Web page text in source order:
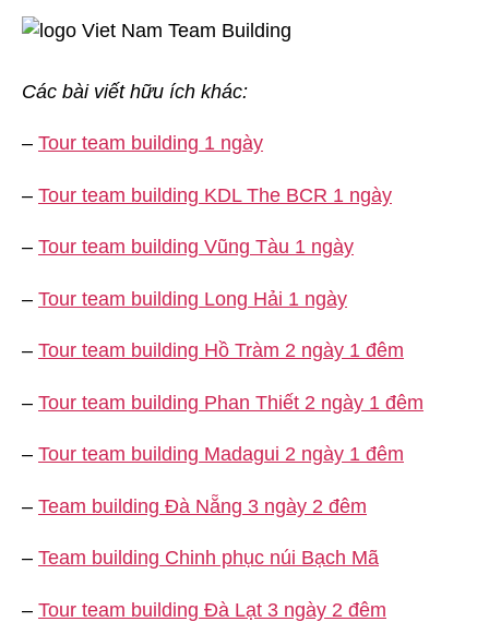
Các bài viết hữu ích khác:
– Tour team building 1 ngày
– Tour team building KDL The BCR 1 ngày
– Tour team building Vũng Tàu 1 ngày
– Tour team building Long Hải 1 ngày
– Tour team building Hồ Tràm 2 ngày 1 đêm
– Tour team building Phan Thiết 2 ngày 1 đêm
– Tour team building Madagui 2 ngày 1 đêm
– Team building Đà Nẵng 3 ngày 2 đêm
– Team building Chinh phục núi Bạch Mã
– Tour team building Đà Lạt 3 ngày 2 đêm